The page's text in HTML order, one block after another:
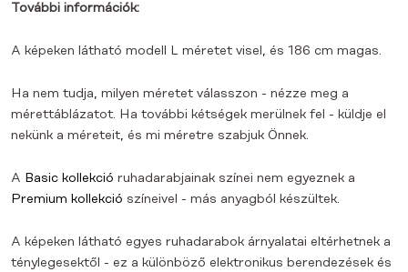
További információk:
A képeken látható modell L méretet visel, és 186 cm magas.
Ha nem tudja, milyen méretet válasszon - nézze meg a
mérettáblázatot. Ha további kétségek merülnek fel - küldje el
nekünk a méreteit, és mi méretre szabjuk Önnek.
A Basic kollekció ruhadarabjainak színei nem egyeznek a
Premium kollekció színeivel - más anyagból készültek.
A képeken látható egyes ruhadarabok árnyalatai eltérhetnek a
ténylegesektől - ez a különböző elektronikus berendezések és